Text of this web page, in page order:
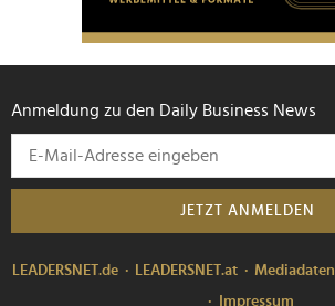
Anmeldung zu den Daily Business News
JETZT ANMELDEN
LEADERSNET.de LEADERSNET.at Mediadaten
Impressum